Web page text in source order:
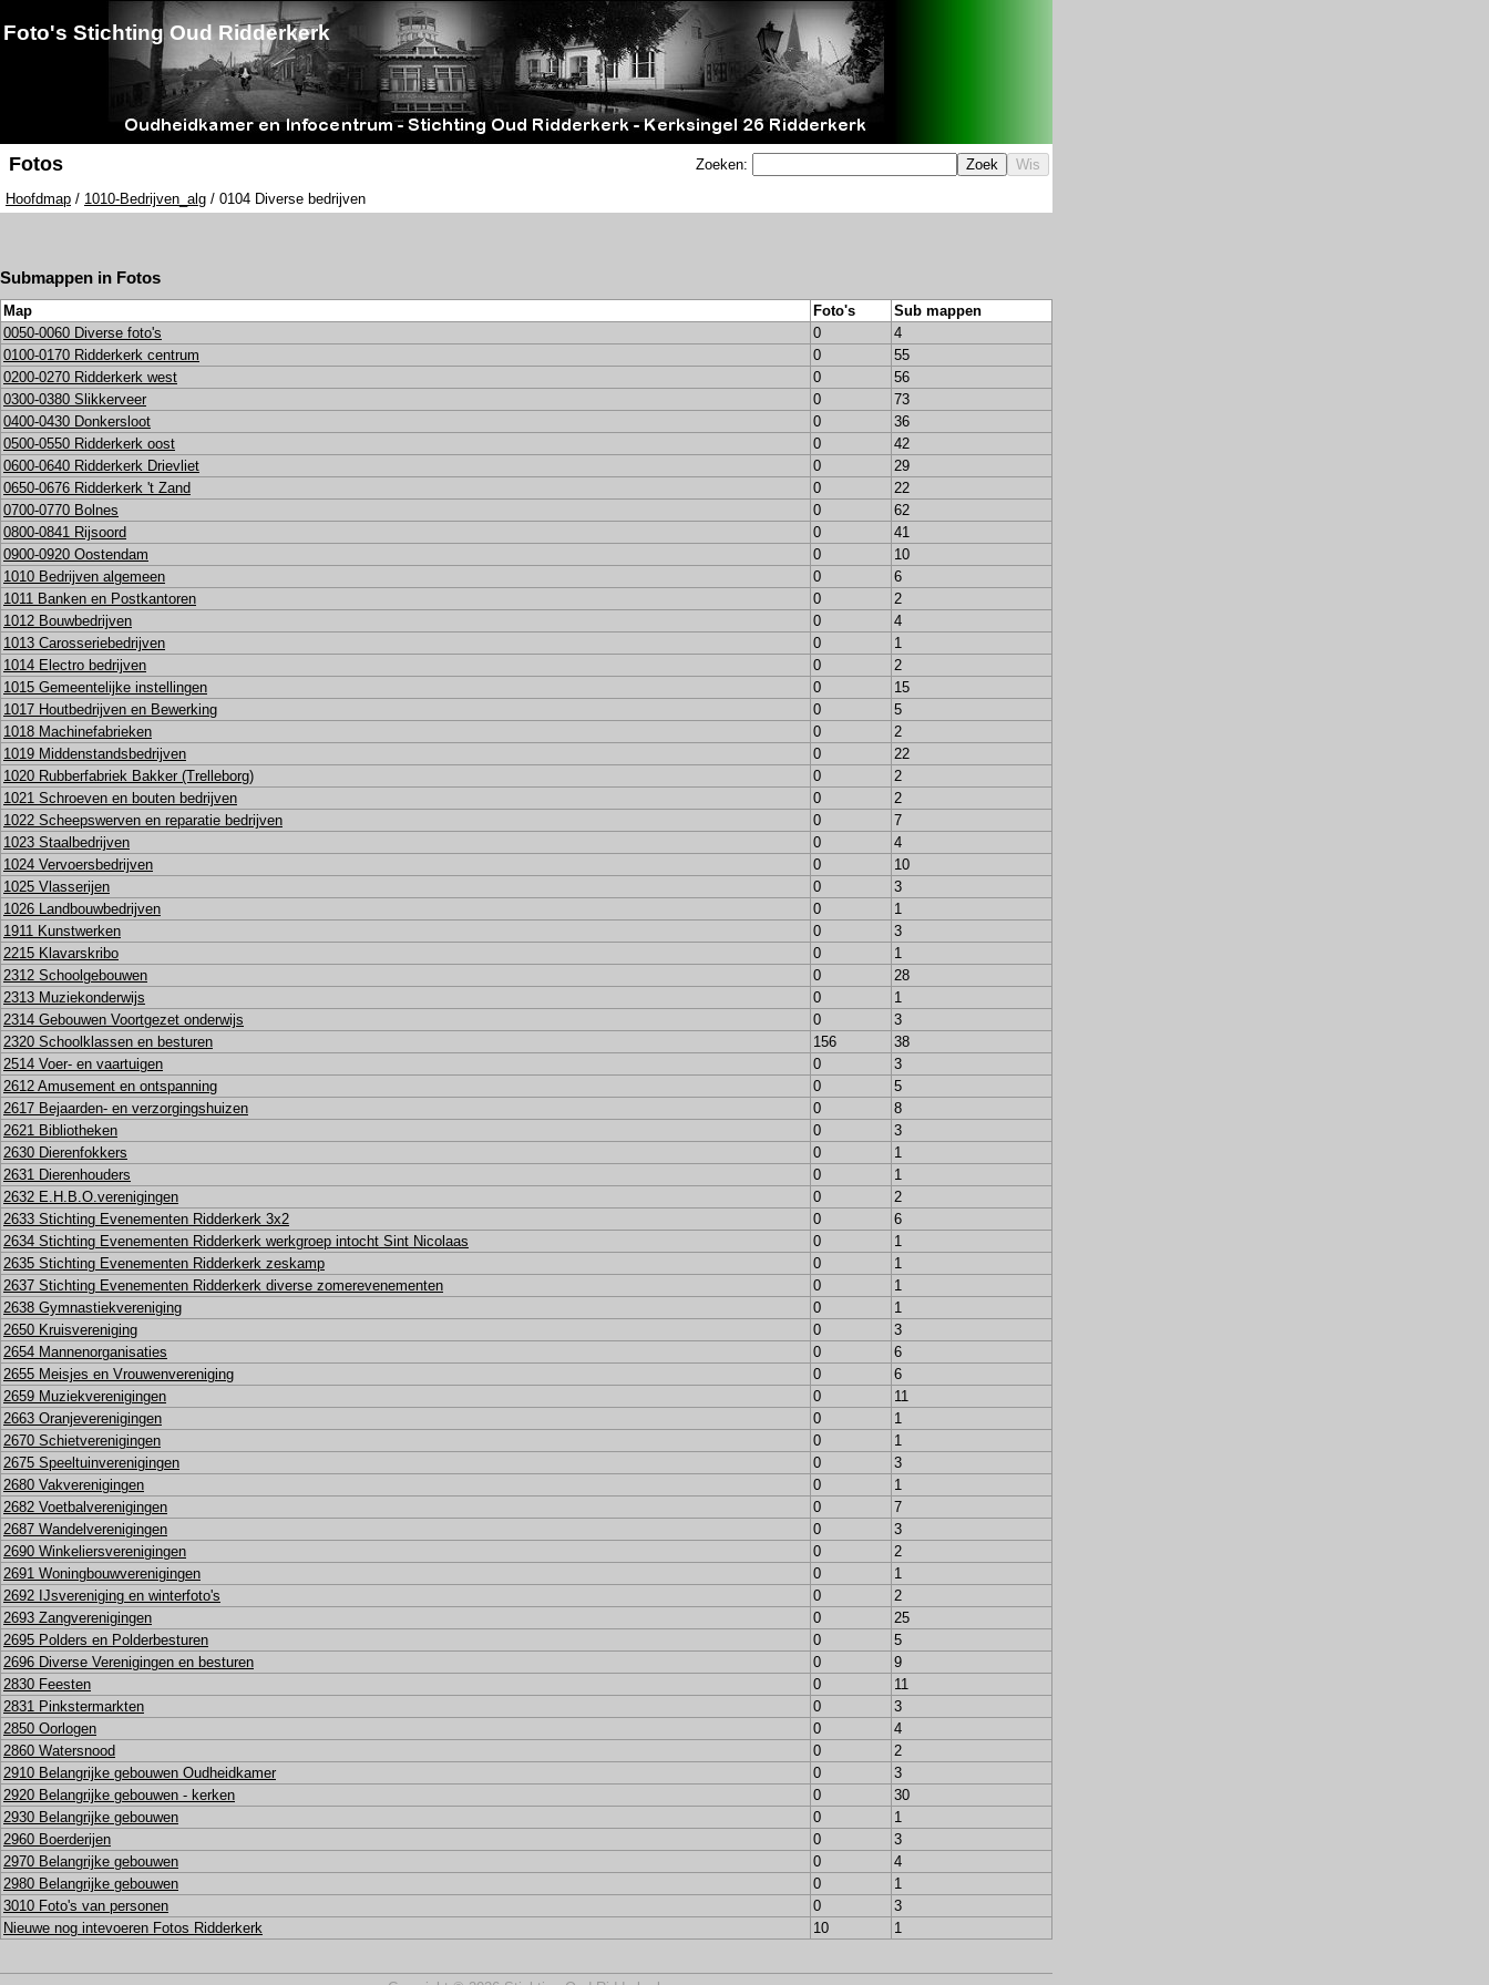
Foto's Stichting Oud Ridderkerk
Fotos Zoeken:
Hoofdmap / 1010-Bedrijven_alg / 0104 Diverse bedrijven
Submappen in Fotos
Map Foto's
Sub mappen
0050-0060 Diverse foto's
0
4
0100-0170 Ridderkerk centrum
0
55
0200-0270 Ridderkerk west
0
56
0300-0380 Slikkerveer
0
73
0400-0430 Donkersloot
0
36
0500-0550 Ridderkerk oost
0
42
0600-0640 Ridderkerk Drievliet
0
29
0650-0676 Ridderkerk 't Zand
0
22
0700-0770 Bolnes
0
62
0800-0841 Rijsoord
0
41
0900-0920 Oostendam
0
10
1010 Bedrijven algemeen
0
6
1011 Banken en Postkantoren
0
2
1012 Bouwbedrijven
0
4
1013 Carosseriebedrijven
0
1
1014 Electro bedrijven
0
2
1015 Gemeentelijke instellingen
0
15
1017 Houtbedrijven en Bewerking
0
5
1018 Machinefabrieken
0
2
1019 Middenstandsbedrijven
0
22
1020 Rubberfabriek Bakker (Trelleborg)
0
2
1021 Schroeven en bouten bedrijven
0
2
1022 Scheepswerven en reparatie bedrijven
0
7
1023 Staalbedrijven
0
4
1024 Vervoersbedrijven
0
10
1025 Vlasserijen
0
3
1026 Landbouwbedrijven
0
1
1911 Kunstwerken
0
3
2215 Klavarskribo
0
1
2312 Schoolgebouwen
0
28
2313 Muziekonderwijs
0
1
2314 Gebouwen Voortgezet onderwijs
0
3
2320 Schoolklassen en besturen
156
38
2514 Voer- en vaartuigen
0
3
2612 Amusement en ontspanning
0
5
2617 Bejaarden- en verzorgingshuizen
0
8
2621 Bibliotheken
0
3
2630 Dierenfokkers
0
1
2631 Dierenhouders
0
1
2632 E.H.B.O.verenigingen
0
2
2633 Stichting Evenementen Ridderkerk 3x2
0
6
2634 Stichting Evenementen Ridderkerk werkgroep intocht Sint Nicolaas
0
1
2635 Stichting Evenementen Ridderkerk zeskamp
0
1
2637 Stichting Evenementen Ridderkerk diverse zomerevenementen
0
1
2638 Gymnastiekvereniging
0
1
2650 Kruisvereniging
0
3
2654 Mannenorganisaties
0
6
2655 Meisjes en Vrouwenvereniging
0
6
2659 Muziekverenigingen
0
11
2663 Oranjeverenigingen
0
1
2670 Schietverenigingen
0
1
2675 Speeltuinverenigingen
0
3
2680 Vakverenigingen
0
1
2682 Voetbalverenigingen
0
7
2687 Wandelverenigingen
0
3
2690 Winkeliersverenigingen
0
2
2691 Woningbouwverenigingen
0
1
2692 IJsvereniging en winterfoto's
0
2
2693 Zangverenigingen
0
25
2695 Polders en Polderbesturen
0
5
2696 Diverse Verenigingen en besturen
0
9
2830 Feesten
0
11
2831 Pinkstermarkten
0
3
2850 Oorlogen
0
4
2860 Watersnood
0
2
2910 Belangrijke gebouwen Oudheidkamer
0
3
2920 Belangrijke gebouwen - kerken
0
30
2930 Belangrijke gebouwen
0
1
2960 Boerderijen
0
3
2970 Belangrijke gebouwen
0
4
2980 Belangrijke gebouwen
0
1
3010 Foto's van personen
0
3
Nieuwe nog intevoeren Fotos Ridderkerk
10 1